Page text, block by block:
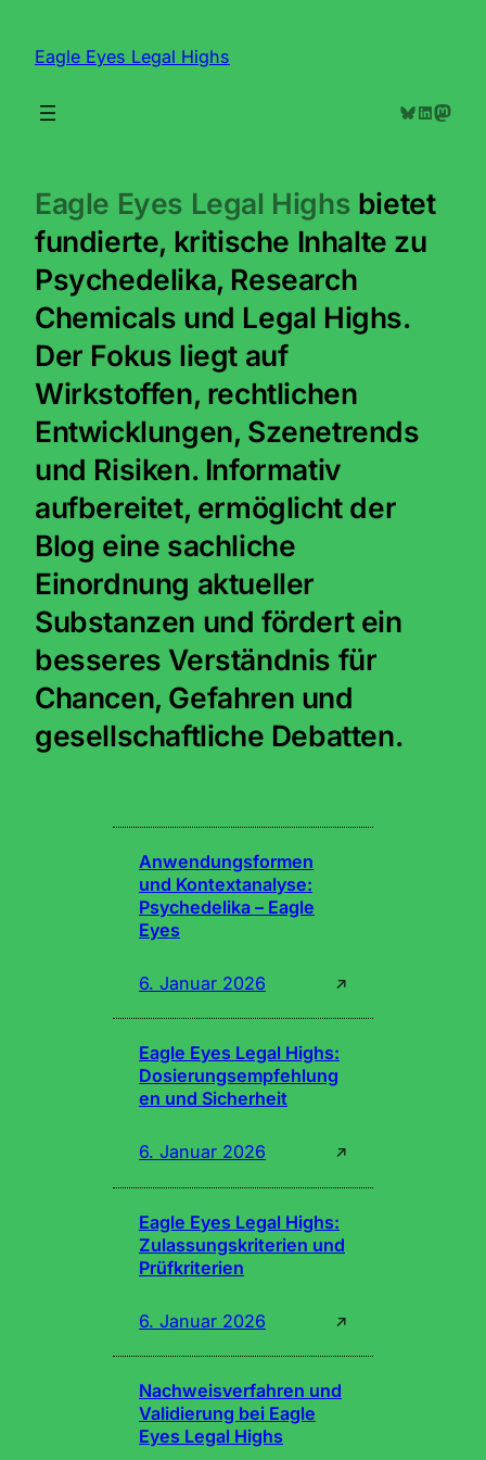
Inhalt
springen
Eagle Eyes Legal Highs
Bluesky LinkedIn Mastodon
Eagle Eyes Legal Highs bietet
fundierte, kritische Inhalte zu
Psychedelika, Research
Chemicals und Legal Highs.
Der Fokus liegt auf
Wirkstoffen, rechtlichen
Entwicklungen, Szenetrends
und Risiken. Informativ
aufbereitet, ermöglicht der
Blog eine sachliche
Einordnung aktueller
Substanzen und fördert ein
besseres Verständnis für
Chancen, Gefahren und
gesellschaftliche Debatten.
Anwendungsformen
und Kontextanalyse:
Psychedelika – Eagle
Eyes
6. Januar 2026 ↗
Eagle Eyes Legal Highs:
Dosierungsempfehlung
en und Sicherheit
6. Januar 2026 ↗
Eagle Eyes Legal Highs:
Zulassungskriterien und
Prüfkriterien
6. Januar 2026 ↗
Nachweisverfahren und
Validierung bei Eagle
Eyes Legal Highs